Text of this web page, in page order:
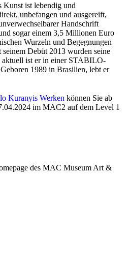
ist lebendig und
unbefangen und ausgereift,
Handschrift
sogar einem 3,5 Millionen Euro
Wurzeln und Begegnungen
Debüt 2013 wurden seine
aktuell ist er in einer STABILO-
1989 in Brasilien, lebt er
Kuranyis Werken können Sie ab
im MAC2 auf dem Level 1
des MAC Museum Art &